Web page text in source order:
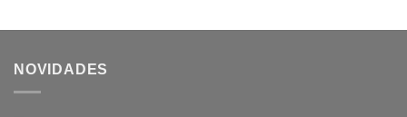
NOVIDADES